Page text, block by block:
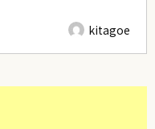
kitagoe